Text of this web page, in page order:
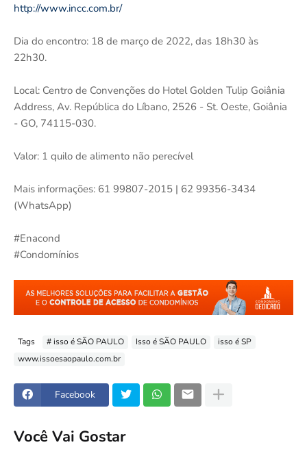
http://www.incc.com.br/
Dia do encontro: 18 de março de 2022, das 18h30 às
22h30.
Local: Centro de Convenções do Hotel Golden Tulip Goiânia
Address, Av. República do Líbano, 2526 - St. Oeste, Goiânia
- GO, 74115-030.
Valor: 1 quilo de alimento não perecível
Mais informações: 61 99807-2015 | 62 99356-3434
(WhatsApp)
#Enacond
#Condomínios
Tags # isso é SÃO PAULO Isso é SÃO PAULO
isso é SP
www.issoesaopaulo.com.br
Facebook
Você Vai Gostar